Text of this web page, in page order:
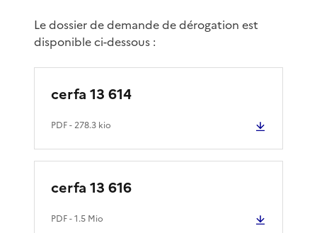
Le dossier de demande de dérogation est
disponible ci-dessous :
cerfa 13 614
PDF- 278.3 kio
cerfa 13 616
PDF- 1.5 Mio